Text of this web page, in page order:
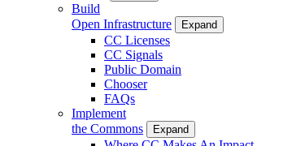
Build
Open Infrastructure
Expand
CC Licenses
CC Signals
Public Domain
Chooser
FAQs
Implement
the Commons
Expand